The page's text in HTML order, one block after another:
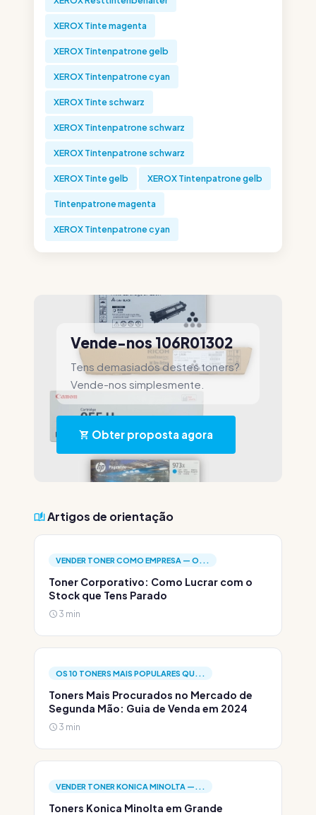
XEROX Tinte magenta
XEROX Tintenpatrone gelb
XEROX Tintenpatrone cyan
XEROX Tinte schwarz
XEROX Tintenpatrone schwarz
XEROX Tintenpatrone schwarz
XEROX Tinte gelb XEROX Tintenpatrone gelb
Tintenpatrone magenta
XEROX Tintenpatrone cyan
Vende-nos 106R01302
Tens demasiados destes toners?
Vende-nos simplesmente.
Obter proposta agora
Artigos de orientação
VENDER TONER COMO EMPRESA — O...
Toner Corporativo: Como Lucrar com o
Stock que Tens Parado
3 min
OS 10 TONERS MAIS POPULARES QU...
Toners Mais Procurados no Mercado de
Segunda Mão: Guia de Venda em 2024
3 min
VENDER TONER KONICA MINOLTA —...
Toners Konica Minolta em Grande